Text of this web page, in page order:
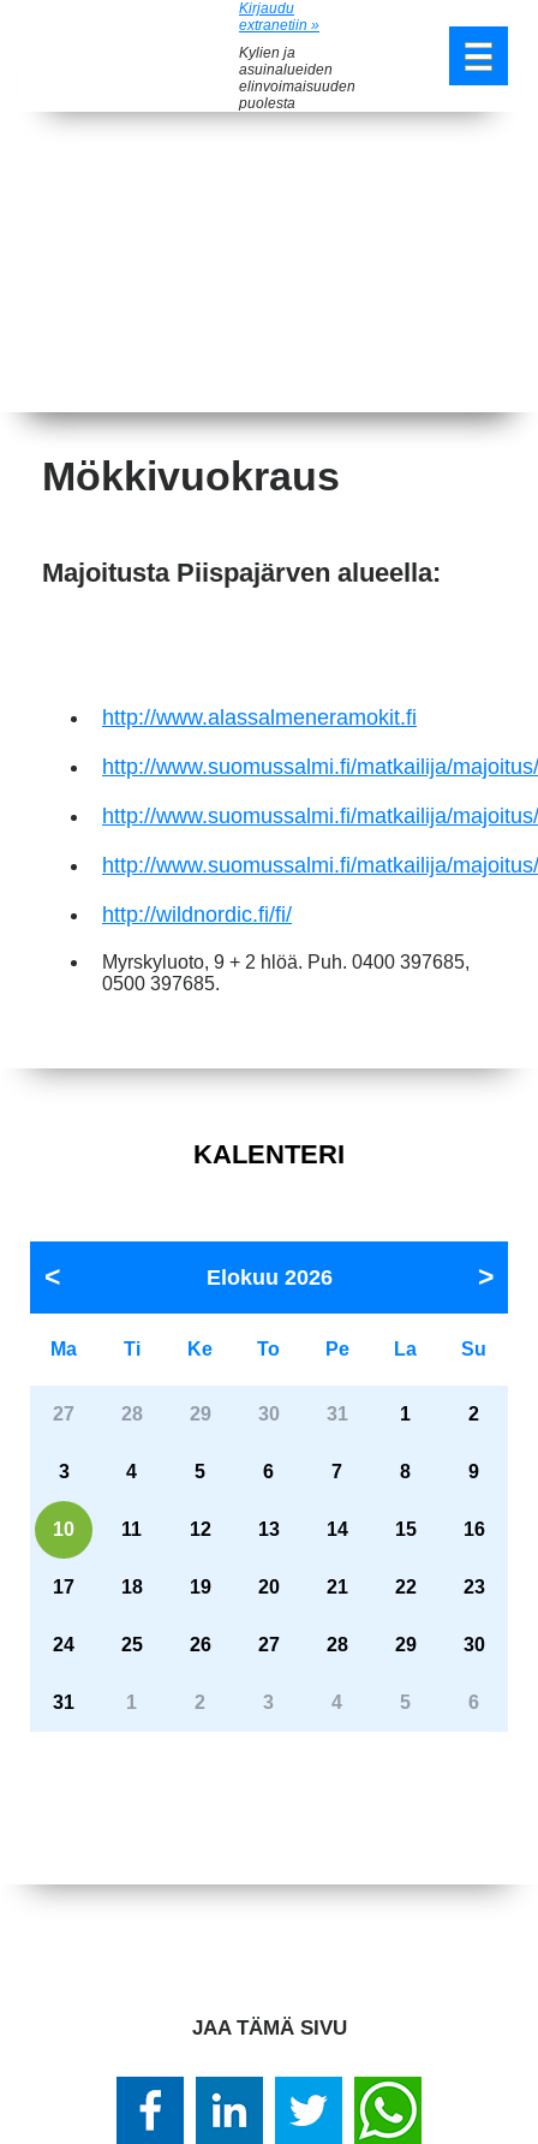
Kirjaudu
extranetiin »
Kylien ja
asuinalueiden
elinvoimaisuuden
puolesta
Mökkivuokraus
Majoitusta Piispajärven alueella:
http://www.alassalmeneramokit.fi
http://www.suomussalmi.fi/matkailija/
http://www.suomussalmi.fi/matkailija/
http://www.suomussalmi.fi/matkailija/
http://wildnordic.fi/fi/
Myrskyluoto, 9 + 2 hlöä. Puh. 0400 397685,
0500 397685.
KALENTERI
Elokuu 2026
Ma Ti Ke To Pe La Su
27 28 29 30 31 1 2
3 4 5 6 7 8 9
10 11 12 13 14 15 16
17 18 19 20 21 22 23
24 25 26 27 28 29 30
31 1 2 3 4 5 6
JAA TÄMÄ SIVU